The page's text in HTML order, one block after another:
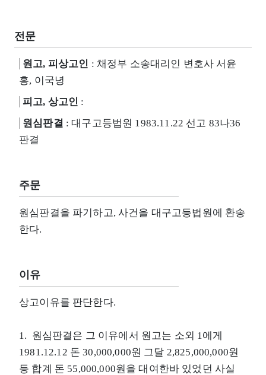
전문
원고, 피상고인 : 채정부 소송대리인 변호사 서윤
홍, 이국녕
피고, 상고인 :
원심판결 : 대구고등법원 1983.11.22 선고 83나36
판결
주문
원심판결을 파기하고, 사건을 대구고등법원에 환송
한다.
이유
상고이유를 판단한다.
1. 원심판결은 그 이유에서 원고는 소외 1에게
1981.12.12 돈 30,000,000원 그달 2,825,000,000원
등 합계 돈 55,000,000원을 대여한바 있었던 사실